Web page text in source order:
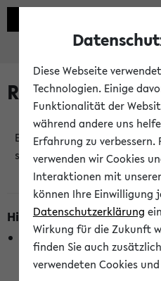
Es wurden keine
stattfindenden
Hinweise zur Liste der
In dieser Liste werden nur
berücksichtigt, die gerade
Stunden stattfinden.
Diese Webseite
Technologien. Einige
Funktionalität der
während andere uns
Erfahrung zu verbessern.
verwenden wir Cookies
Interaktionen mit
können Ihre Einwilligung
Datenschutzerklärung
Wirkung für die Zukunft
finden Sie auch
verwendeten Cookies